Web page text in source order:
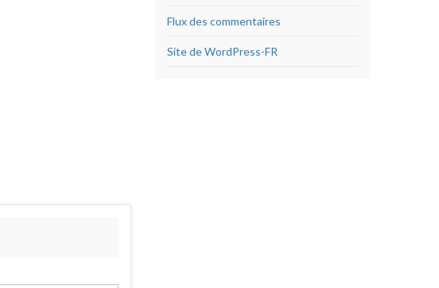
Flux des commentaires
Site de WordPress-FR